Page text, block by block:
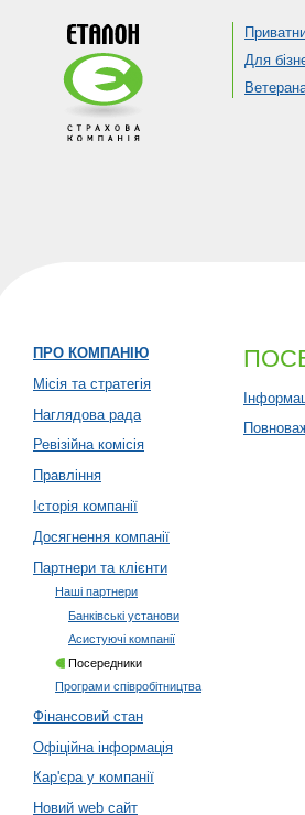
Для
ПРО КОМПАНІЮ
Місія та стратегія
Наглядова рада
Ревізійна комісія
Правління
Історія компанії
Досягнення компанії
Партнери та клієнти
Наші партнери
Банківські установи
Асистуючі компанії
Посередники
Програми співробітництва
Фінансовий стан
Офіційна інформація
Кар'єра у компанії
Новий web сайт